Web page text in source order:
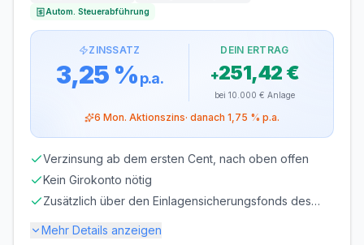
Autom. Steuerabführung
ZINSSATZ
3,25 %p.a.
DEIN ERTRAG
+251,42 €
bei 10.000 € Anlage
6 Mon. Aktionszins· danach 1,75 % p.a.
Verzinsung ab dem ersten Cent, nach oben offen
Kein Girokonto nötig
Zusätzlich über den Einlagensicherungsfonds des
Mehr Details anzeigen